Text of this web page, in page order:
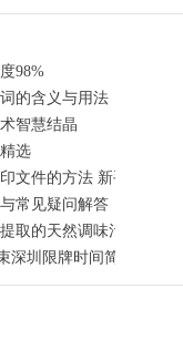
98%
的含义与用法
智慧结晶
选
文件的方法 新手快速入
常见疑问解答
取的天然调味汁
深圳限牌时间简述 工作